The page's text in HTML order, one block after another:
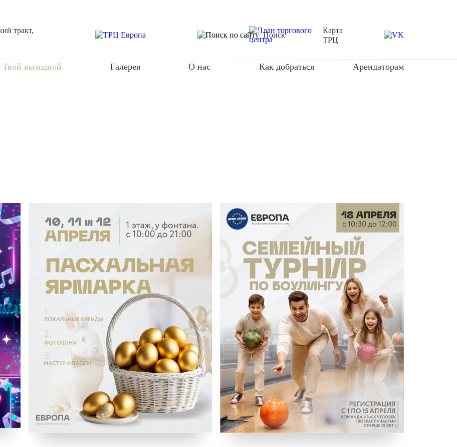
тракт,
Поиск
Карта
ТРЦ
Твой выходной Галерея О нас Как добраться Арендаторам